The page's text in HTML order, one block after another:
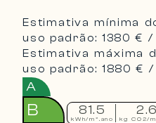
Estimativa mínima
uso padrão: 1380 € /
Estimativa máxima
uso padrão: 1880 € /
A
B 81.5
kWh/m².ano
2.6
kg CO2/